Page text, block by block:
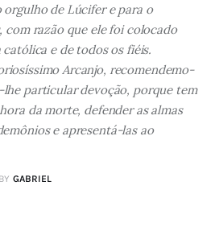
de Lúcifer e para o
com razão que ele foi colocado
e de todos os fiéis.
Arcanjo, recomendemo-
lhe particular devoção, porque tem
da morte, defender as almas
e apresentá-las ao
BY GABRIEL